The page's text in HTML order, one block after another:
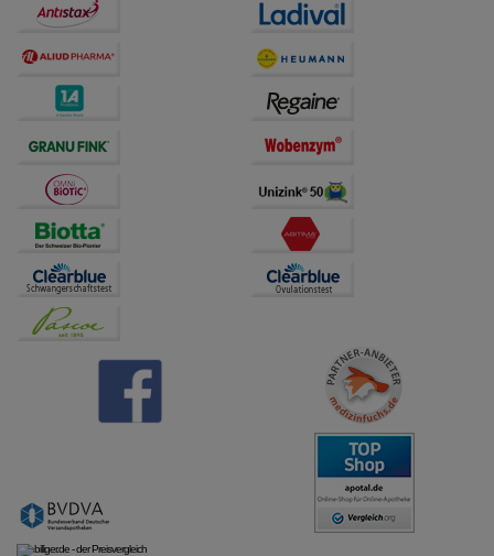
Dritte wie z.B. Google oder soziale Medien
übertragen werden.